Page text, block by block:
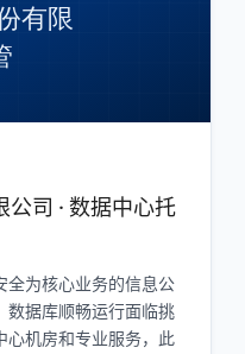
司 · 数据中心托
全为核心业务的信息公
数据库顺畅运行面临挑
心机房和专业服务，此